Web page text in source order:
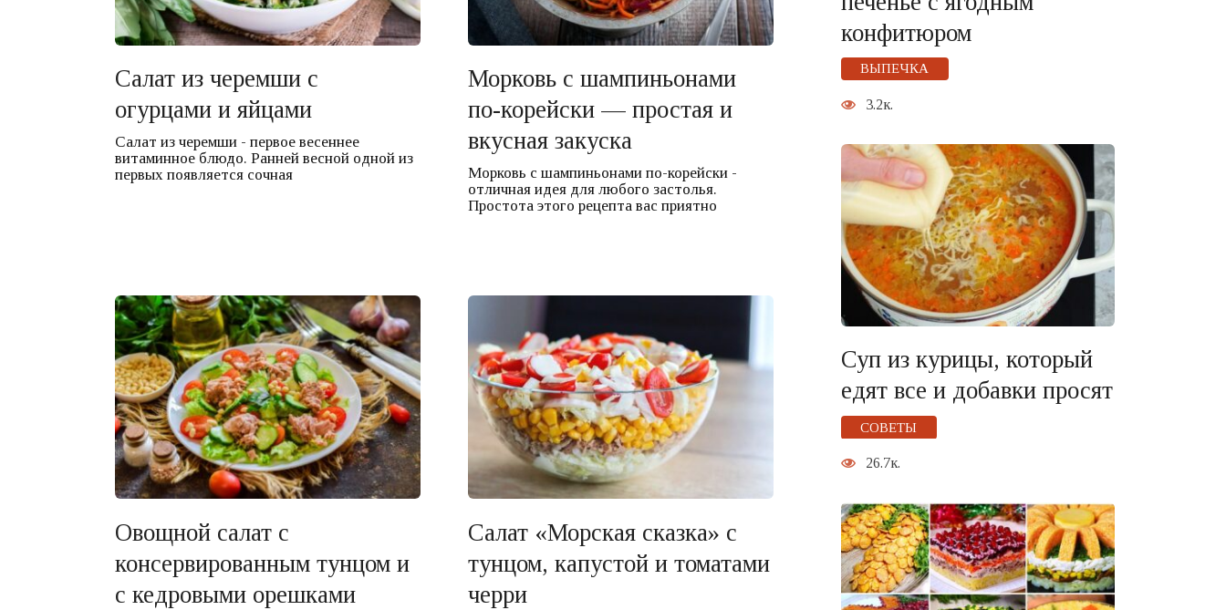
Салат из черемши с
огурцами и яйцами
Салат из черемши - первое весеннее
витаминное блюдо. Ранней весной одной из
первых появляется сочная
Морковь с шампиньонами
по-корейски — простая и
вкусная закуска
Морковь с шампиньонами по-корейски -
отличная идея для любого застолья.
Простота этого рецепта вас приятно
Овощной салат с
консервированным тунцом и
с кедровыми орешками
Салат «Морская сказка» с
тунцом, капустой и томатами
черри
конфитюром
ВЫПЕЧКА
3.2к.
Суп из курицы, который
едят все и добавки просят
СОВЕТЫ
26.7к.